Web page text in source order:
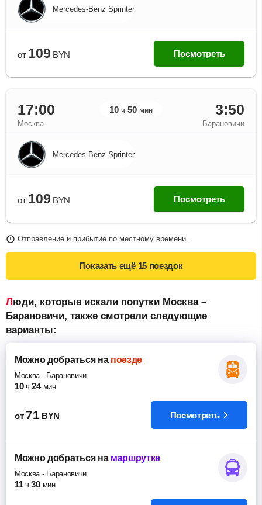
Mercedes-Benz Sprinter
от 109 BYN Посмотреть
17:00 10 ч 50 мин 3:50
Москва Барановичи
Mercedes-Benz Sprinter
от 109 BYN Посмотреть
Отправление и прибытие по местному времени.
Показать ещё 15 поездок
Люди, которые искали попутки Москва –
Барановичи, также смотрели следующие
варианты:
Можно добратьсяна поезде
Москва- Барановичи
10 ч 24 мин
от 71 BYN Посмотреть
Можно добратьсяна маршрутке
Москва- Барановичи
11 ч 30 мин